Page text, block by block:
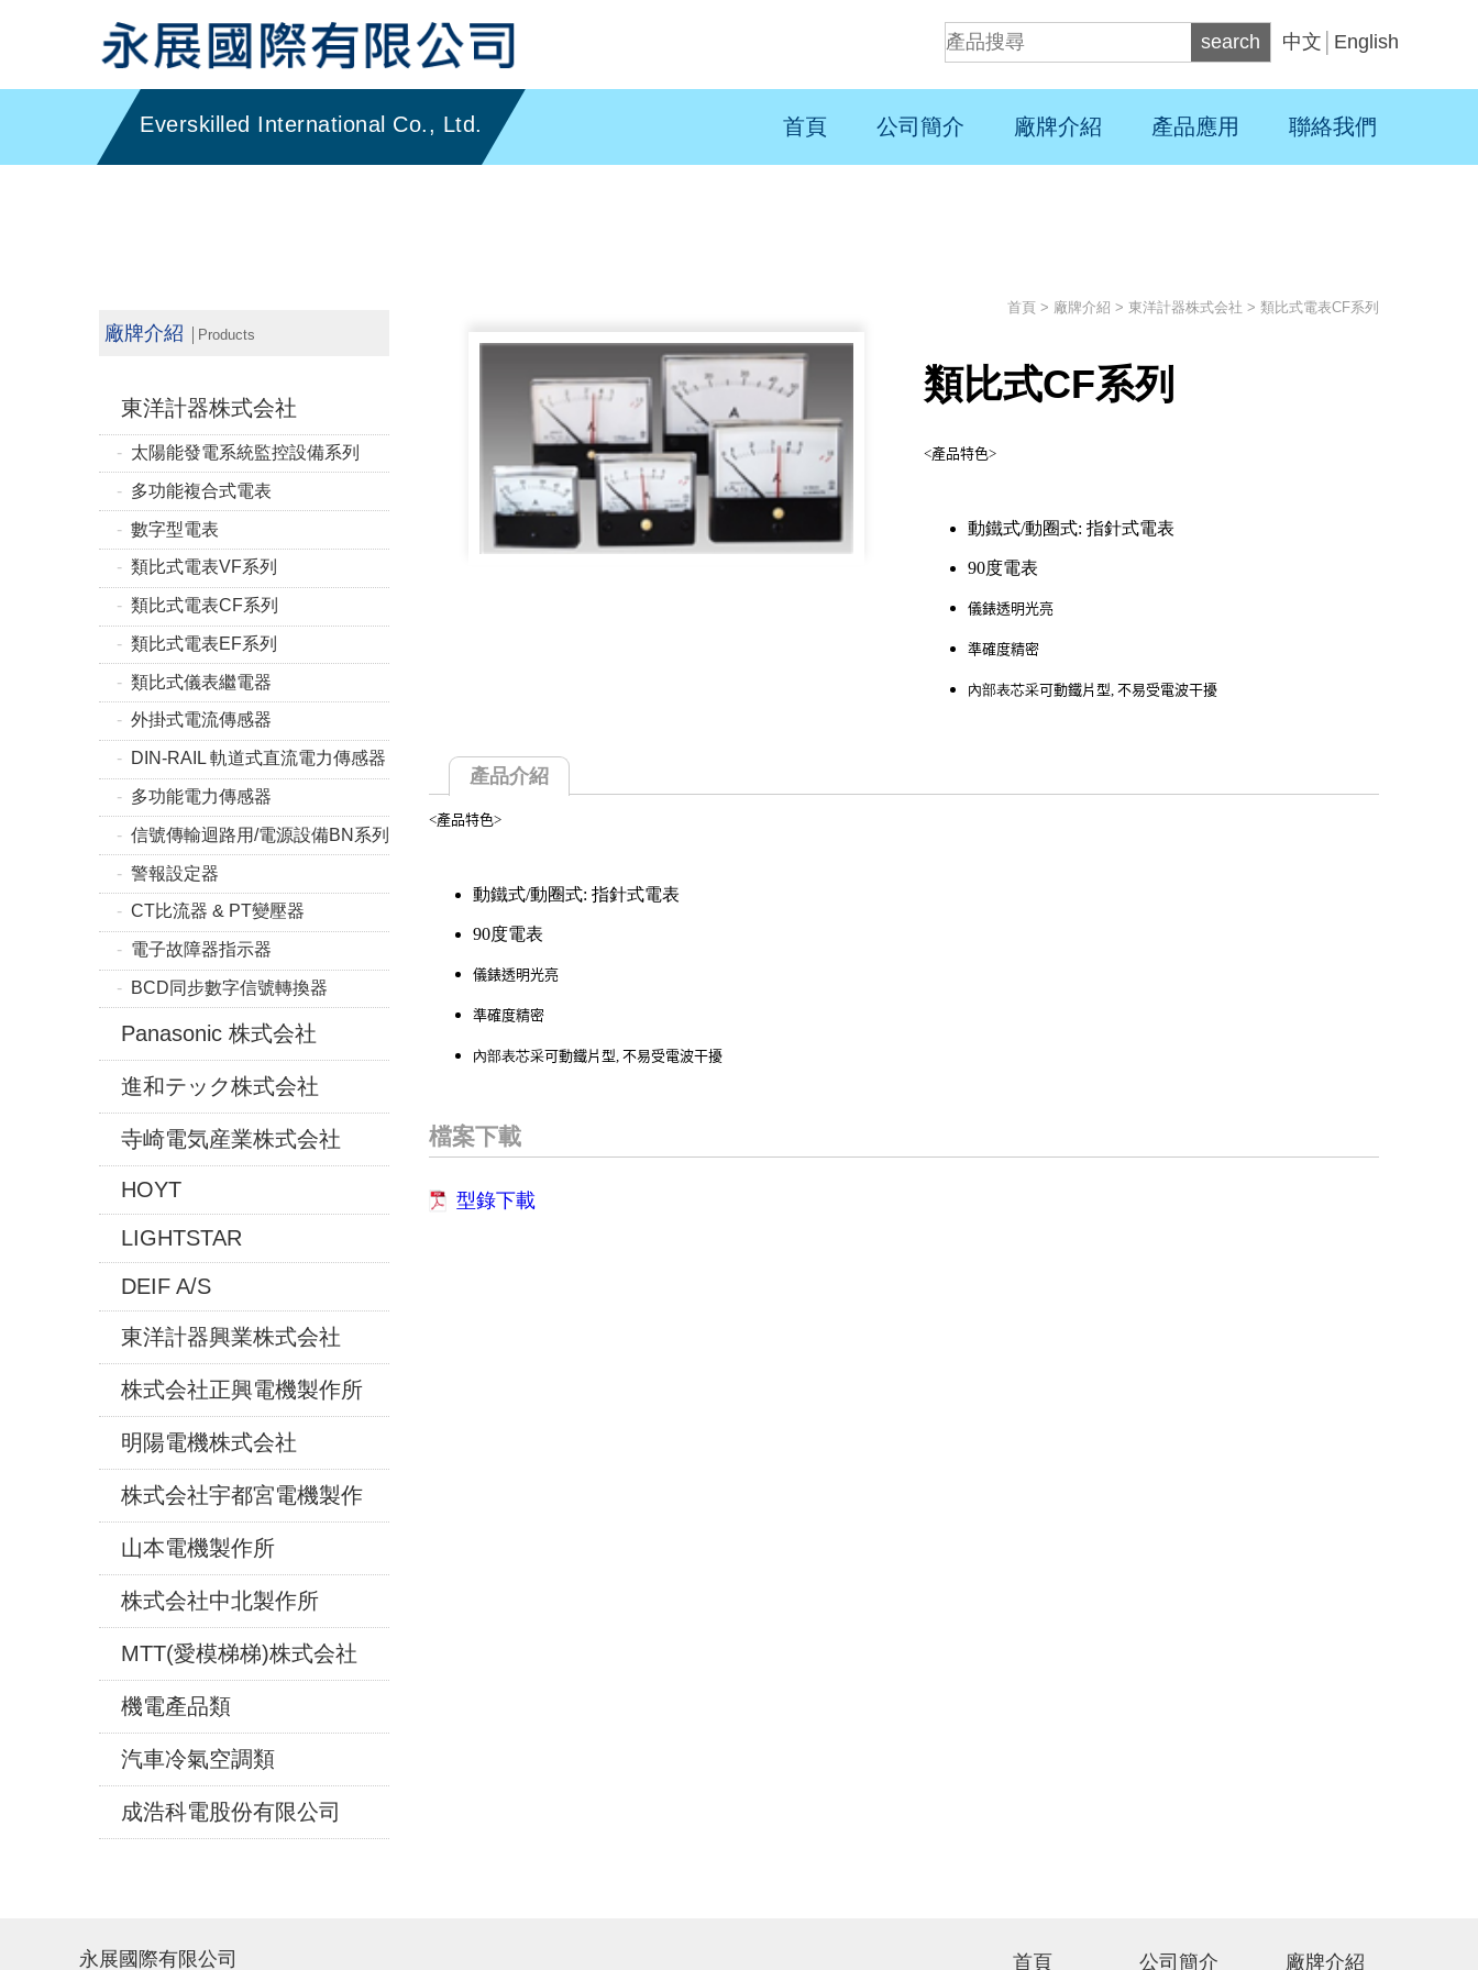
search 中文 English
首頁 公司簡介 廠牌介紹 產品應用 聯絡我們
廠牌介紹 │Products
東洋計器株式会社
太陽能發電系統監控設備系列
多功能複合式電表
數字型電表
類比式電表VF系列
類比式電表CF系列
類比式電表EF系列
類比式儀表繼電器
外掛式電流傳感器
DIN-RAIL 軌道式直流電力傳感器
多功能電力傳感器
信號傳輸迴路用/電源設備BN系列
警報設定器
CT比流器 & PT變壓器
電子故障器指示器
BCD同步數字信號轉換器
Panasonic 株式会社
進和テック株式会社
寺崎電気産業株式会社
HOYT
LIGHTSTAR
DEIF A/S
東洋計器興業株式会社
株式会社正興電機製作所
明陽電機株式会社
株式会社宇都宮電機製作
山本電機製作所
株式会社中北製作所
MTT(愛模梯梯)株式会社
機電產品類
汽車冷氣空調類
成浩科電股份有限公司
首頁 > 廠牌介紹 > 東洋計器株式会社 > 類比式電表CF系列
類比式CF系列
<產品特色>
動鐵式/動圈式: 指針式電表
90度電表
儀錶透明光亮
準確度精密
內部表芯采可動鐵片型, 不易受電波干擾
產品介紹
<產品特色>
動鐵式/動圈式: 指針式電表
90度電表
儀錶透明光亮
準確度精密
內部表芯采可動鐵片型, 不易受電波干擾
檔案下載
型錄下載
永展國際有限公司 首頁 公司簡介 廠牌介紹